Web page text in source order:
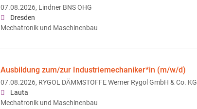
07.08.2026, Lindner BNS OHG
Dresden
Mechatronik und Maschinenbau
Ausbildung zum/zur Industriemechaniker*in (m/w/d)
07.08.2026, RYGOL DÄMMSTOFFE Werner Rygol GmbH & Co. KG
Lauta
Mechatronik und Maschinenbau